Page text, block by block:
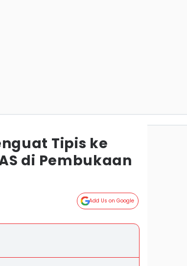
Tipis ke
di Pembukaan
Add Us on Google